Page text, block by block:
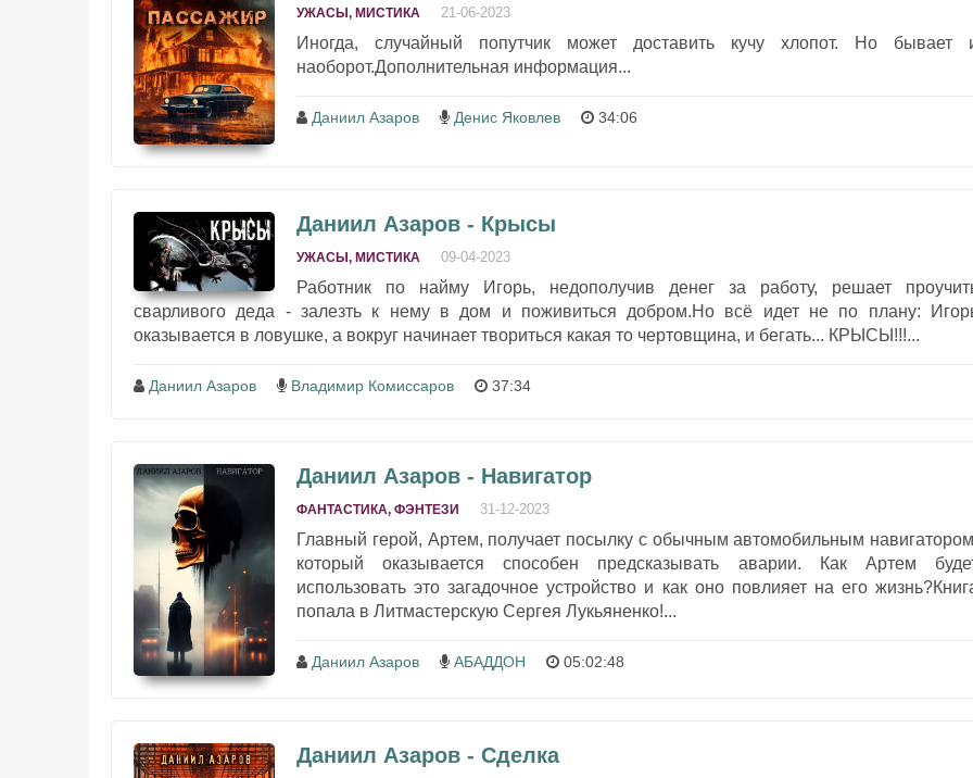
УЖАСЫ, МИСТИКА 21-06-2023
Иногда, случайный попутчик может доставить кучу хлопот. Но бывает
наоборот.Дополнительная информация...
Даниил Азаров Денис Яковлев 34:06
Даниил Азаров - Крысы
УЖАСЫ, МИСТИКА 09-04-2023
Работник по найму Игорь, недополучив денег за работу, решает
сварливого деда - залезть к нему в дом и поживиться добром.Но всё идет не по плану:
оказывается в ловушке, а вокруг начинает твориться какая то чертовщина, и бегать... КРЫСЫ!!!...
Даниил Азаров Владимир Комиссаров 37:34
Даниил Азаров - Навигатор
ФАНТАСТИКА, ФЭНТЕЗИ 31-12-2023
Главный герой, Артем, получает посылку с обычным автомобильным
который оказывается способен предсказывать аварии. Как Артем
использовать это загадочное устройство и как оно повлияет на его
попала в Литмастерскую Сергея Лукьяненко!...
Даниил Азаров АБАДДОН 05:02:48
Даниил Азаров - Сделка